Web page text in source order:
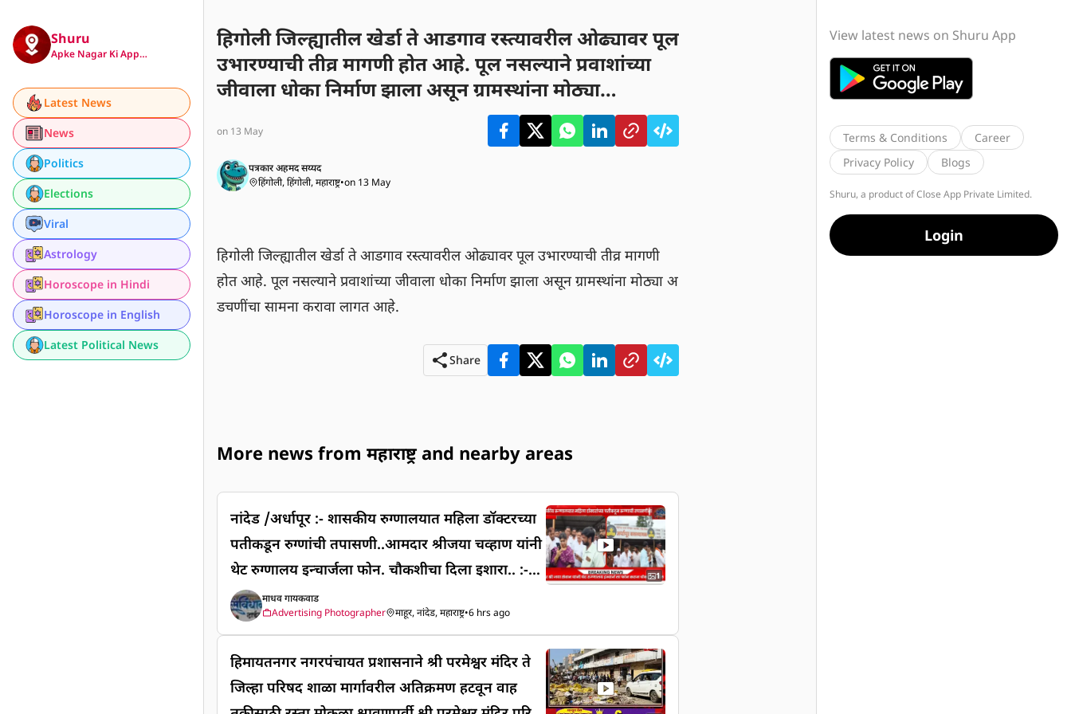
Shuru
Apke Nagar Ki App…
Latest News
News
Politics
Elections
Viral
Astrology
Horoscope in Hindi
Horoscope in English
Latest Political News
हिगोली जिल्ह्यातील खेर्डा ते आडगाव रस्त्यावरील ओढ्यावर पूल
उभारण्याची तीव्र मागणी होत आहे. पूल नसल्याने प्रवाशांच्या
जीवाला धोका निर्माण झाला असून ग्रामस्थांना मोठ्या
अडचणींचा सामना करावा लागत आहे.
on 13 May
पत्रकार अहमद सय्यद
हिंगोली, हिंगोली, महाराष्ट्र•on 13 May
हिगोली जिल्ह्यातील खेर्डा ते आडगाव रस्त्यावरील ओढ्यावर पूल उभारण्याची तीव्र मागणी
होत आहे. पूल नसल्याने प्रवाशांच्या जीवाला धोका निर्माण झाला असून ग्रामस्थांना मोठ्या अ
डचणींचा सामना करावा लागत आहे.
Share
More news from महाराष्ट्र and nearby areas
नांदेड /अर्धापूर :- शासकीय रुग्णालयात महिला डॉक्टरच्या
पतीकडून रुग्णांची तपासणी..आमदार श्रीजया चव्हाण यांनी
थेट रुग्णालय इन्चार्जला फोन. चौकशीचा दिला इशारा.. :-
नांदेडच्या अर्धापुर येथील ग्रामीण रुग्णालयातुन रुग्णांना साधं
खरचटलं तरी मोठ्या रुग्णालयात रेफर केले जात अस
व्हाण यांना प्राप्त झाल्या होत्या. त्यानंतर आमदार ऍड.श्रीज
या चव्हाण यांनी ग्रामीण रुग्णालयाच्या वैद्यकीय अधिकारी
1
माधव गायकवाड
Advertising Photographer
माहूर, नांदेड, महाराष्ट्र•6 hrs ago
हिमायतनगर नगरपंचायत प्रशासनाने श्री परमेश्वर मंदिर ते
जिल्हा परिषद शाळा मार्गावरील अतिक्रमण हटवून वाह
View latest news on Shuru App
Terms & Conditions
Career
Privacy Policy
Blogs
Shuru, a product of Close App Private Limited.
Login